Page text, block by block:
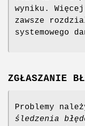
wyniku. Więcej
zawsze
systemowego
ZGŁASZANIE
Problemy
śledzenia